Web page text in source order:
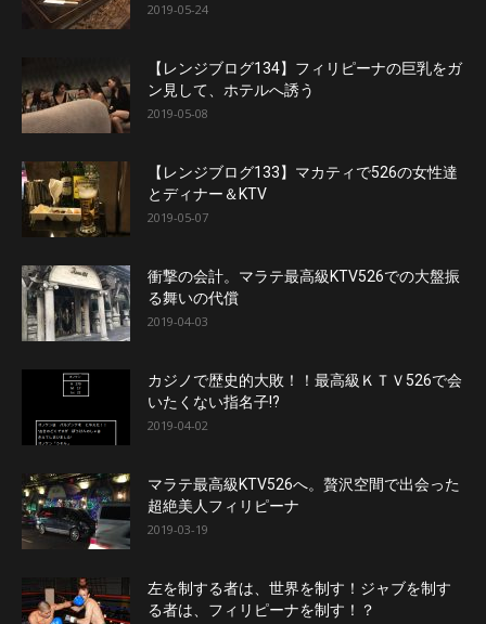
2019-05-24
【レンジブログ134】フィリピーナの巨乳をガ
ン見して、ホテルへ誘う
2019-05-08
【レンジブログ133】マカティで526の女性達
とディナー＆KTV
2019-05-07
衝撃の会計。マラテ最高級KTV526での大盤振
る舞いの代償
2019-04-03
カジノで歴史的大敗！！最高級ＫＴＶ526で会
いたくない指名子!?
2019-04-02
マラテ最高級KTV526へ。贅沢空間で出会った
超絶美人フィリピーナ
2019-03-19
左を制する者は、世界を制す！ジャブを制す
る者は、フィリピーナを制す！？